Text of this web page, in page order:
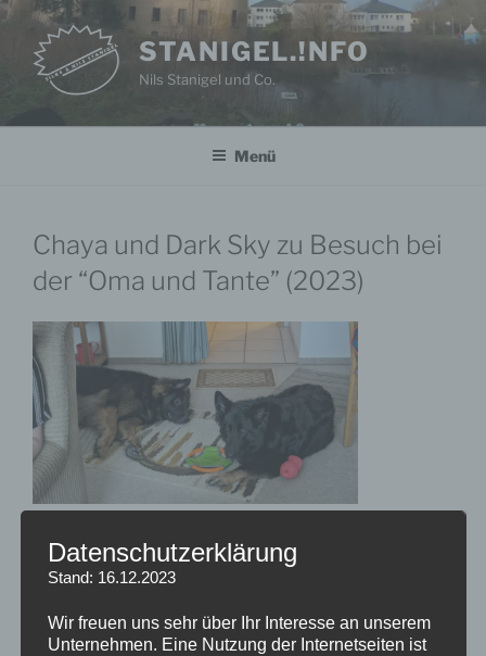
Zum
Inhalt
springen
STANIGEL.!NFO
Nils Stanigel und Co.
Menü
Chaya und Dark Sky zu Besuch bei
der “Oma und Tante” (2023)
Chaya und Dark Sky zu Besuch bei der “Oma und Tante”
(2023)
Datenschutzerklärung
Stand: 16.12.2023
Wir freuen uns sehr über Ihr Interesse an unserem
Unternehmen. Eine Nutzung der Internetseiten ist